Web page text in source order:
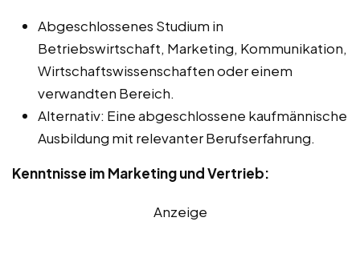
Abgeschlossenes Studium in
Betriebswirtschaft, Marketing, Kommunikation,
Wirtschaftswissenschaften oder einem
verwandten Bereich.
Alternativ: Eine abgeschlossene kaufmännische
Ausbildung mit relevanter Berufserfahrung.
Kenntnisse im Marketing und Vertrieb:
Anzeige